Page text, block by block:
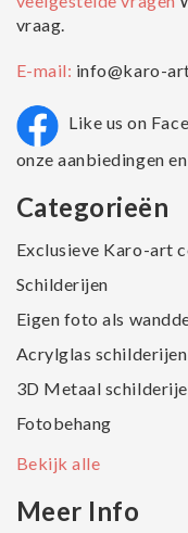
vraag.
E-mail: info@karo-
Like us on
onze aanbiedingen
Categorieën
Exclusieve Karo-art
Schilderijen
Eigen foto als
Acrylglas schilderijen
3D Metaal
Fotobehang
Bekijk alle
Meer Info